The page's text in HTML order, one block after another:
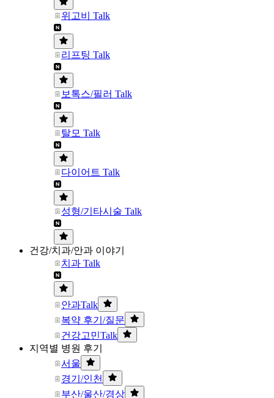
위고비 Talk
리프팅 Talk
보톡스/필러 Talk
탈모 Talk
다이어트 Talk
성형/기타시술 Talk
건강/치과/안과 이야기
치과 Talk
안과Talk
복약 후기/질문
건강고민Talk
지역별 병원 후기
서울
경기/인천
부산/울산/경상